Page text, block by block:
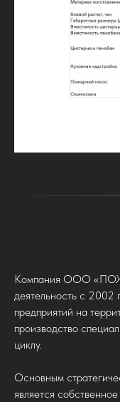
Компания ООО
деятельность с 2002
предприятий на
производство
циклу.
Основным
является собственное